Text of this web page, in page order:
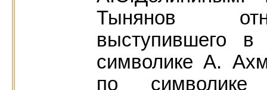
Тынянов
выступившего
символике А.
по символике